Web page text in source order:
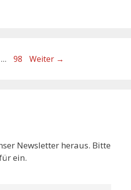
… 98 Weiter →
Newsletter heraus. Bitte
ein.